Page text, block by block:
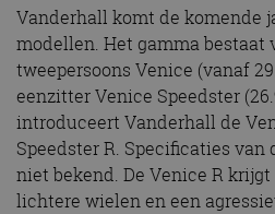
Vanderhall komt de komende
modellen. Het gamma bestaat
tweepersoons Venice (vanaf
eenzitter Venice Speedster
introduceert Vanderhall de
Speedster R. Specificaties
niet bekend. De Venice R
lichtere wielen en een